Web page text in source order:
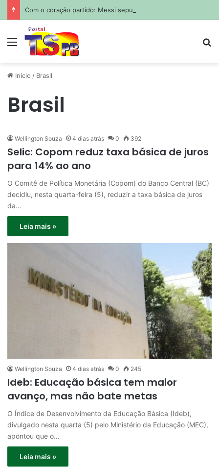
Menu
Início / Brasil
Brasil
Wellington Souza 4 dias atrás 0 392
Selic: Copom reduz taxa básica de juros
para 14% ao ano
O Comitê de Política Monetária (Copom) do Banco Central (BC)
decidiu, nesta quarta-feira (5), reduzir a taxa básica de juros
da…
Leia mais »
Wellington Souza 4 dias atrás 0 245
Ideb: Educação básica tem maior
avanço, mas não bate metas
O Índice de Desenvolvimento da Educação Básica (Ideb),
divulgado nesta quarta (5) pelo Ministério da Educação (MEC),
apontou que o…
Leia mais »